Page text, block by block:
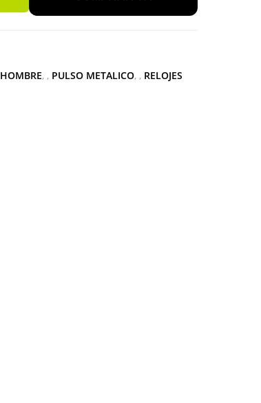
HOMBRE , PULSO METALICO , RELOJES